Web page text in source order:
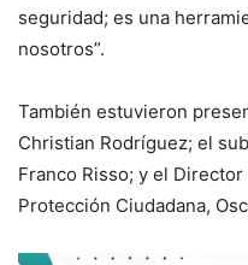
seguridad; es una
nosotros”.
También estuvieron
Christian Rodríguez; el
Franco Risso; y el
Protección Ciudadana,